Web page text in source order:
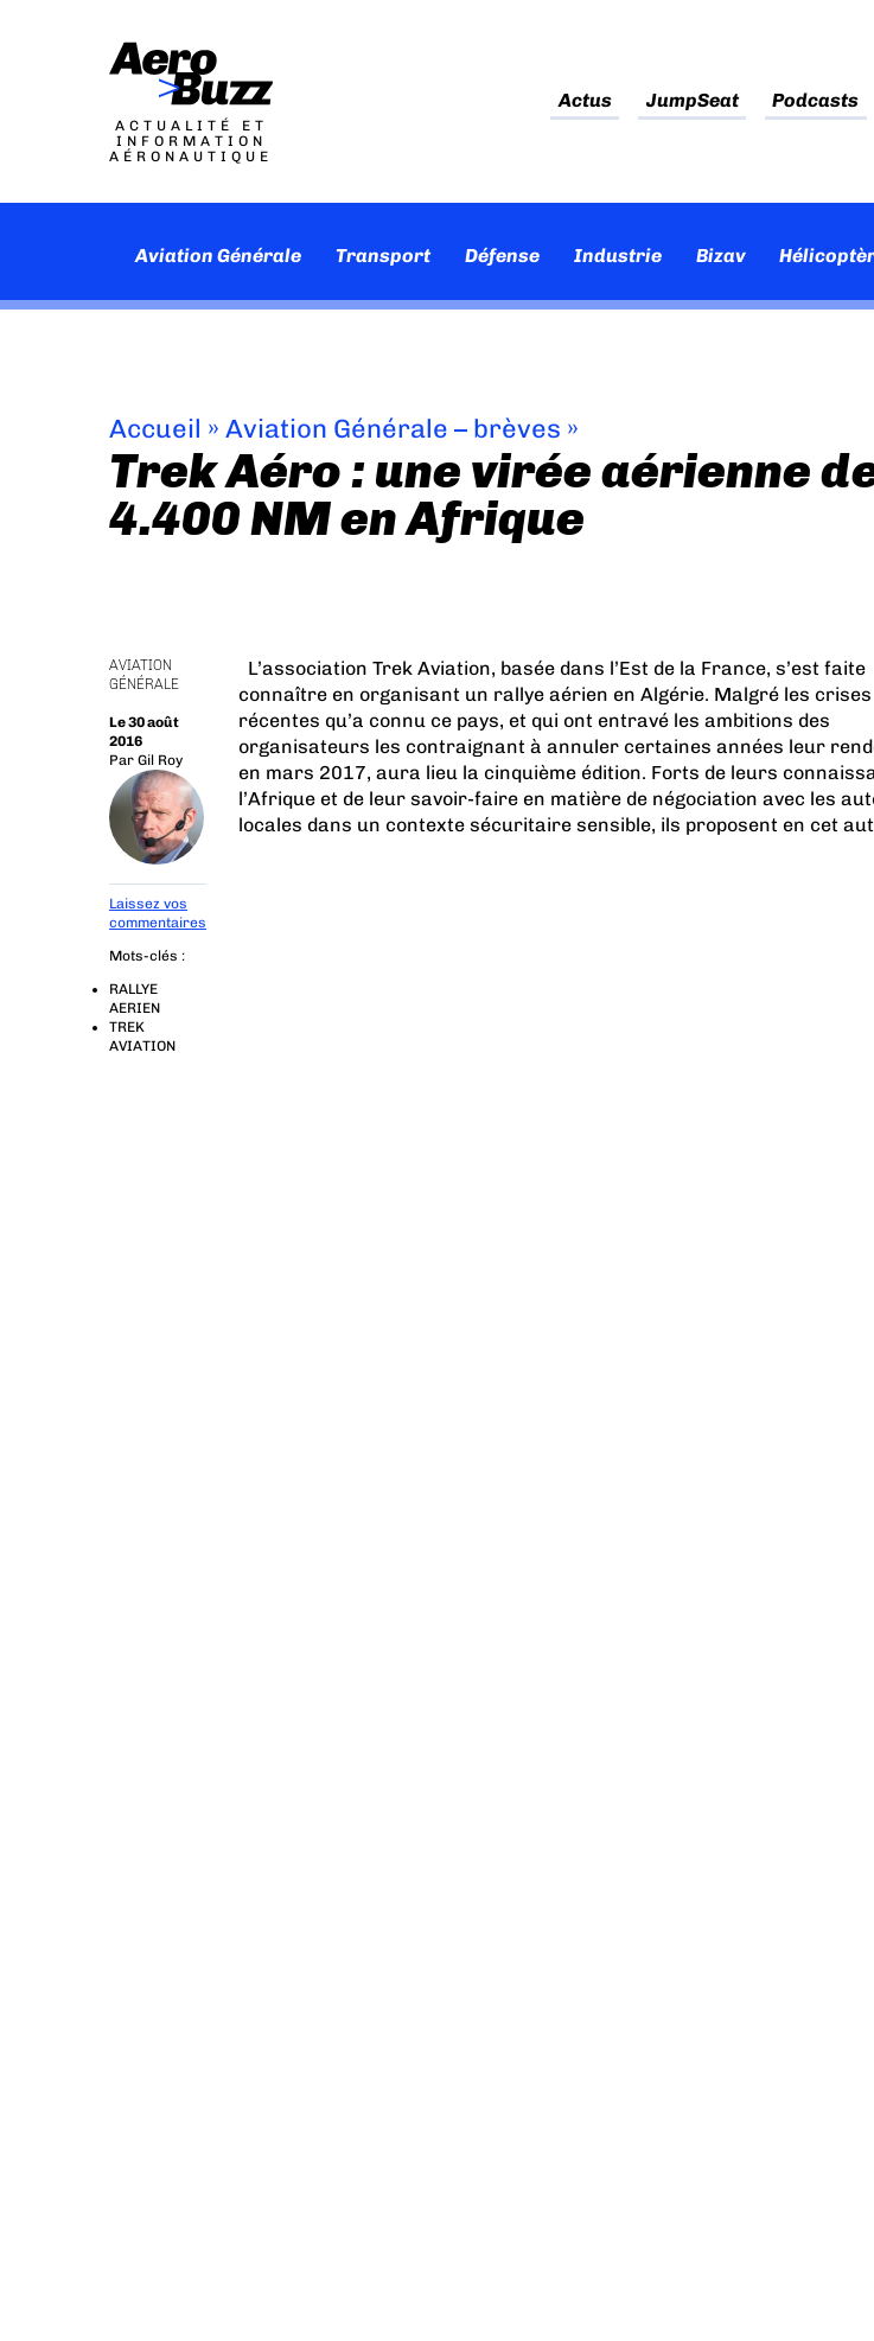
ACTUALITÉ ET
INFORMATION
AÉRONAUTIQUE
Actus JumpSeat Podcasts
Aviation Générale Transport Défense Industrie Bizav
Accueil » Aviation Générale – brèves »
Trek Aéro : une virée aérienne
4.400 NM en Afrique
AVIATION
GÉNÉRALE
Le 30 août
2016
Par Gil Roy
Laissez vos
commentaires
Mots-clés :
RALLYE
AERIEN
TREK
AVIATION
L’association Trek Aviation, basée dans l’Est de la France, s’est faite
connaître en organisant un rallye aérien en Algérie. Malgré les crises
récentes qu’a connu ce pays, et qui ont entravé les ambitions des
organisateurs les contraignant à annuler certaines années leur
en mars 2017, aura lieu la cinquième édition. Forts de leurs
l’Afrique et de leur savoir-faire en matière de négociation avec les
locales dans un contexte sécuritaire sensible, ils proposent en cet